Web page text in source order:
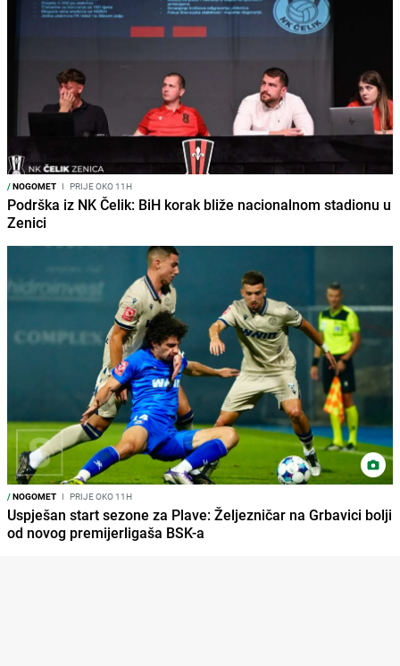
/NOGOMET I PRIJE OKO 11H
Podrška iz NK Čelik: BiH korak bliže nacionalnom stadionu u
Zenici
/NOGOMET I PRIJE OKO 11H
Uspješan start sezone za Plave: Željezničar na Grbavici bolji
od novog premijerligaša BSK-a